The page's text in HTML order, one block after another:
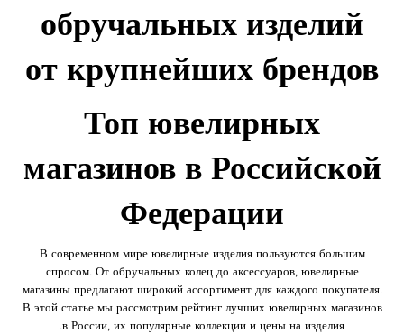
обручальных изделий
от крупнейших брендов
Топ ювелирных
магазинов в Российской
Федерации
В современном мире ювелирные изделия пользуются большим
спросом. От обручальных колец до аксессуаров, ювелирные
магазины предлагают широкий ассортимент для каждого покупателя.
В этой статье мы рассмотрим рейтинг лучших ювелирных магазинов
в России, их популярные коллекции и цены на изделия.